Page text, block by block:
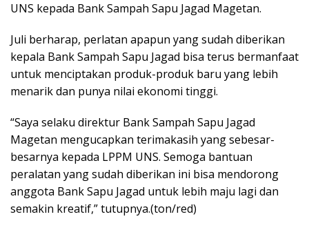
UNS kepada Bank Sampah Sapu Jagad Magetan.
Juli berharap, perlatan apapun yang sudah diberikan
kepala Bank Sampah Sapu Jagad bisa terus bermanfaat
untuk menciptakan produk-produk baru yang lebih
menarik dan punya nilai ekonomi tinggi.
“Saya selaku direktur Bank Sampah Sapu Jagad
Magetan mengucapkan terimakasih yang sebesar-
besarnya kepada LPPM UNS. Semoga bantuan
peralatan yang sudah diberikan ini bisa mendorong
anggota Bank Sapu Jagad untuk lebih maju lagi dan
semakin kreatif,” tutupnya.(ton/red)